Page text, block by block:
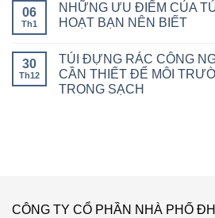
06
Th1
NHỮNG ƯU ĐIỂM CỦA
HOẠT BẠN NÊN BIẾT
30
Th12
TÚI ĐỰNG RÁC CÔNG
CẦN THIẾT ĐỂ MÔI
TRONG SẠCH
CÔNG TY CỔ PHẦN NHÀ PHỐ ĐH